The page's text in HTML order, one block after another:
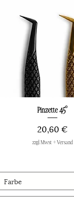
Schnellansicht
Pinzette 45°
Preis
20,60 €
zzgl. Mwst + Versand
Farbe